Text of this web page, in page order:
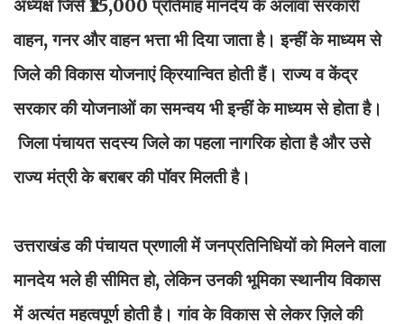
अध्यक्ष जिसे ₹15,000 प्रतिमाह मानदेय के अलावा सरकारी
वाहन, गनर और वाहन भत्ता भी दिया जाता है। इन्हीं के माध्यम से
जिले की विकास योजनाएं क्रियान्वित होती हैं। राज्य व केंद्र
सरकार की योजनाओं का समन्वय भी इन्हीं के माध्यम से होता है।
जिला पंचायत सदस्य जिले का पहला नागरिक होता है और उसे
राज्य मंत्री के बराबर की पॉवर मिलती है।
उत्तराखंड की पंचायत प्रणाली में जनप्रतिनिधियों को मिलने वाला
मानदेय भले ही सीमित हो, लेकिन उनकी भूमिका स्थानीय विकास
में अत्यंत महत्वपूर्ण होती है। गांव के विकास से लेकर ज़िले की